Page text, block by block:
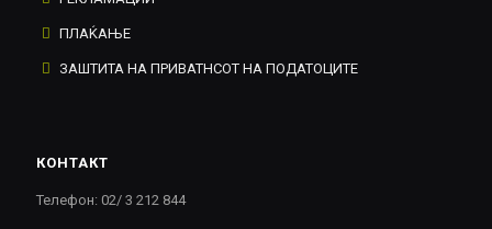
ПЛАЌАЊЕ
ЗАШТИТА НА ПРИВАТНСОТ НА ПОДАТОЦИТЕ
КОНТАКТ
Телефон: 02/ 3 212 844